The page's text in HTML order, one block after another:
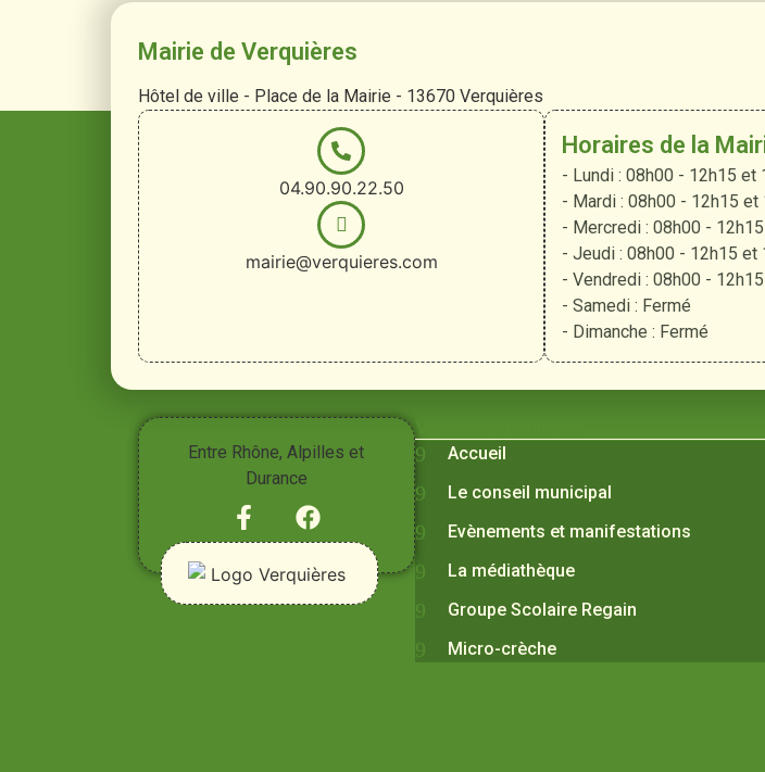
Mairie de Verquières
Hôtel de ville - Place de la Mairie - 13670 Verquières
04.90.90.22.50
mairie@verquieres.com
Horaires de la
- Lundi : 08h00 - 12h15 et
- Mardi : 08h00 - 12h15 et
- Mercredi : 08h00 - 12h15
- Jeudi : 08h00 - 12h15 et
- Vendredi : 08h00 -
- Samedi : Fermé
- Dimanche : Fermé
Entre Rhône, Alpilles et
Durance
Vivre à Verquières
Accueil
Le conseil municipal
Evènements et manifestations
La médiathèque
Groupe Scolaire Regain
Micro-crèche